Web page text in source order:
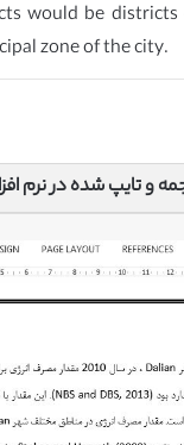
would be districts
zone of the city.
و تایپ شده در نرم